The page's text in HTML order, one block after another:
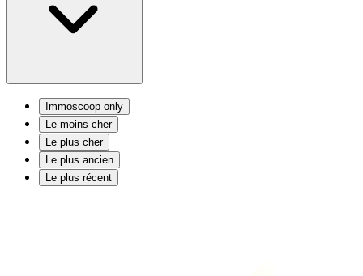
Immoscoop only
Le moins cher
Le plus cher
Le plus ancien
Le plus récent